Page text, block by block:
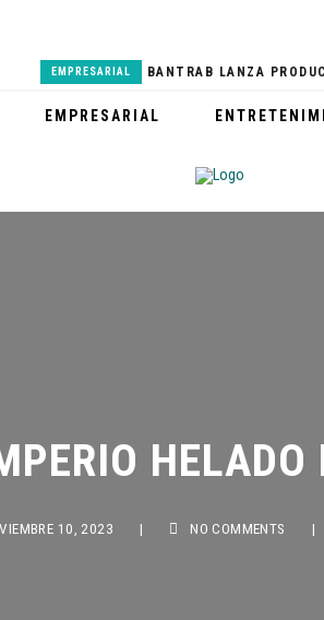
EMPRESARIAL
TURISMO
EMPRESARIAL
HELADO